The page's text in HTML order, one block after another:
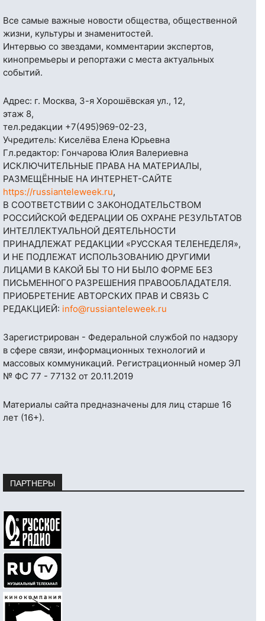
Все самые важные новости общества, общественной
жизни, культуры и знаменитостей.
Интервью со звездами, комментарии экспертов,
кинопремьеры и репортажи с места актуальных
событий.
Адрес: г. Москва, 3-я Хорошёвская ул., 12,
этаж 8,
тел.редакции +7(495)969-02-23,
Учредитель: Киселёва Елена Юрьевна
Гл.редактор: Гончарова Юлия Валериевна
ИСКЛЮЧИТЕЛЬНЫЕ ПРАВА НА МАТЕРИАЛЫ,
РАЗМЕЩЁННЫЕ НА ИНТЕРНЕТ-САЙТЕ
https://russianteleweek.ru,
В СООТВЕТСТВИИ С ЗАКОНОДАТЕЛЬСТВОМ
РОССИЙСКОЙ ФЕДЕРАЦИИ ОБ ОХРАНЕ РЕЗУЛЬТАТОВ
ИНТЕЛЛЕКТУАЛЬНОЙ ДЕЯТЕЛЬНОСТИ
ПРИНАДЛЕЖАТ РЕДАКЦИИ «РУССКАЯ ТЕЛЕНЕДЕЛЯ»,
И НЕ ПОДЛЕЖАТ ИСПОЛЬЗОВАНИЮ ДРУГИМИ
ЛИЦАМИ В КАКОЙ БЫ ТО НИ БЫЛО ФОРМЕ БЕЗ
ПИСЬМЕННОГО РАЗРЕШЕНИЯ ПРАВООБЛАДАТЕЛЯ.
ПРИОБРЕТЕНИЕ АВТОРСКИХ ПРАВ И СВЯЗЬ С
РЕДАКЦИЕЙ: info@russianteleweek.ru
Зарегистрирован - Федеральной службой по надзору
в сфере связи, информационных технологий и
массовых коммуникаций. Регистрационный номер ЭЛ
№ ФС 77 - 77132 от 20.11.2019
Материалы сайта предназначены для лиц старше 16
лет (16+).
ПАРТНЕРЫ